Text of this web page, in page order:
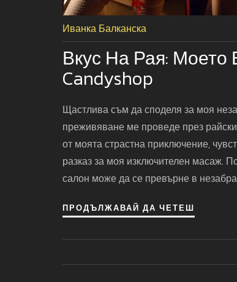
Иванка Балканска
Вкус На Рая:
Candyshop
Щастлива съм да споделя за моя
преживяване ме проведе през
от моята страстна приключение,
разказ за моя изключителен масаж.
салон може да се превърне в
ПРОДЪЛЖАВАЙ ДА ЧЕТЕШ